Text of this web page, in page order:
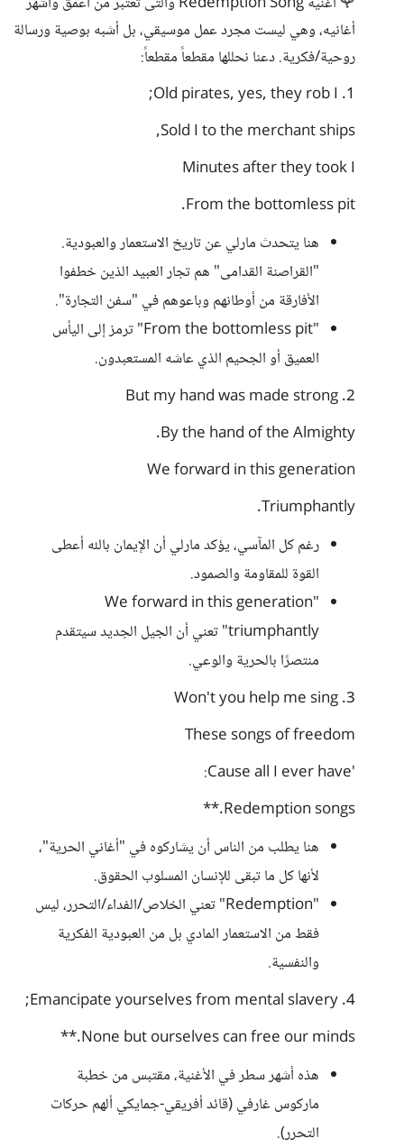
أغانيه، وهي ليست مجرد عمل موسيقي، بل أشبه بوصية ورسالة
روحية/فكرية. دعنا نحللها مقطعاً مقطعاً:
1. Old pirates, yes, they rob I;
Sold I to the merchant ships,
Minutes after they took I
From the bottomless pit.
هنا يتحدث مارلي عن تاريخ الاستعمار والعبودية.
"القراصنة القدامى" هم تجار العبيد الذين خطفوا
الأفارقة من أوطانهم وباعوهم في "سفن التجارة".
"From the bottomless pit" ترمز إلى اليأس
العميق أو الجحيم الذي عاشه المستعبدون.
2. But my hand was made strong
By the hand of the Almighty.
We forward in this generation
Triumphantly.
رغم كل المآسي، يؤكد مارلي أن الإيمان بالله أعطى
القوة للمقاومة والصمود.
"We forward in this generation
triumphantly" تعني أن الجيل الجديد سيتقدم
منتصرًا بالحرية والوعي.
3. Won't you help me sing
These songs of freedom
'Cause all I ever have:
Redemption songs.**
هنا يطلب من الناس أن يشاركوه في "أغاني الحرية"،
لأنها كل ما تبقى للإنسان المسلوب الحقوق.
"Redemption" تعني الخلاص/الفداء/التحرر، ليس
فقط من الاستعمار المادي بل من العبودية الفكرية
والنفسية.
4. Emancipate yourselves from mental slavery;
None but ourselves can free our minds.**
هذه أشهر سطر في الأغنية، مقتبس من خطبة
ماركوس غارفي (قائد أفريقي-جمايكي ألهم حركات
التحرر).